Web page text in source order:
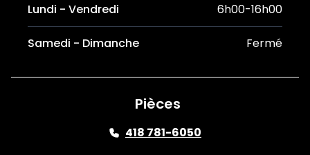
Lundi - Vendredi 6h00-16h00
Samedi - Dimanche Fermé
Pièces
418 781-6050